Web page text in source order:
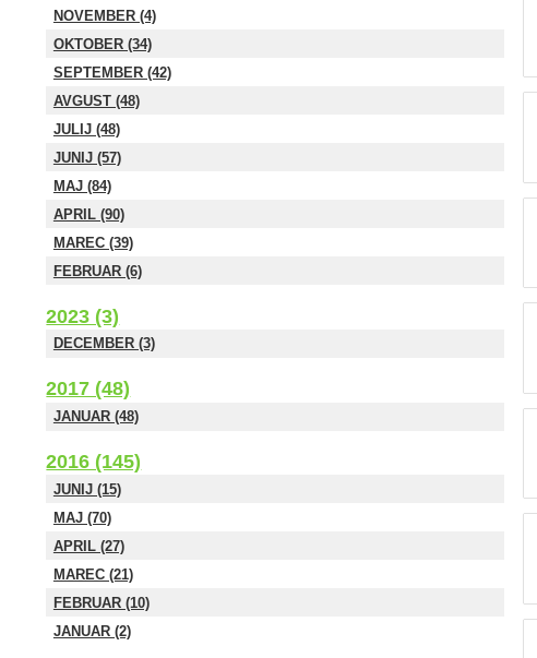
NOVEMBER (4)
OKTOBER (34)
SEPTEMBER (42)
AVGUST (48)
JULIJ (48)
JUNIJ (57)
MAJ (84)
APRIL (90)
MAREC (39)
FEBRUAR (6)
2023 (3)
DECEMBER (3)
2017 (48)
JANUAR (48)
2016 (145)
JUNIJ (15)
MAJ (70)
APRIL (27)
MAREC (21)
FEBRUAR (10)
JANUAR (2)